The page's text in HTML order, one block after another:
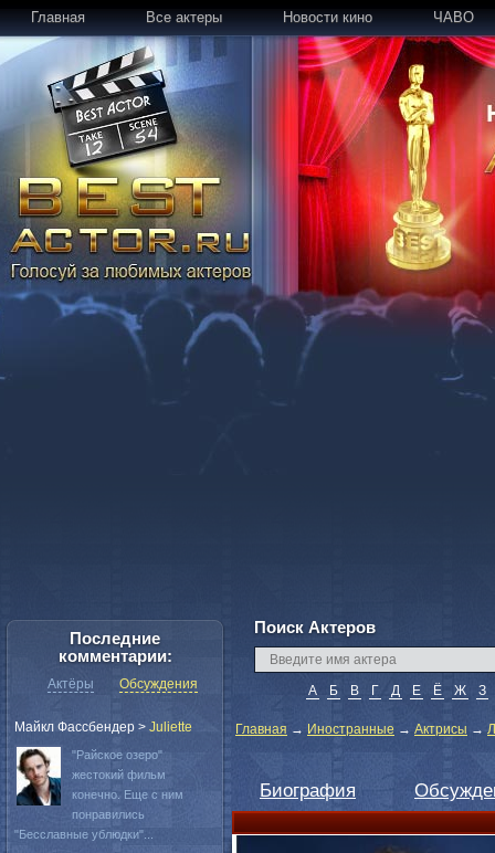
Главная Все актеры Новости кино ЧАВО
Поиск Актеров
А Б В Г Д Е Ё Ж З
Главная → Иностранные → Актрисы →
Биография
Последние
комментарии:
Актёры Обсуждения
Майкл Фассбендер > Juliette
"Райское озеро"
жестокий фильм
конечно. Еще с ним
понравились
"Бесславные ублюдки"...